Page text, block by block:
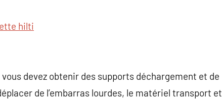
hilti
devez obtenir des supports déchargement et de
de l’embarras lourdes, le matériel transport et